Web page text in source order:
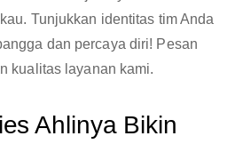
Tunjukkan identitas tim Anda
dan percaya diri! Pesan
kualitas layanan kami.
Ahlinya Bikin